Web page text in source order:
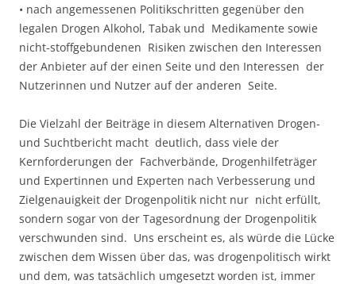
• nach angemessenen Politikschritten gegenüber den
legalen Drogen Alkohol, Tabak und Medikamente sowie
nicht-stoffgebundenen Risiken zwischen den Interessen
der Anbieter auf der einen Seite und den Interessen der
Nutzerinnen und Nutzer auf der anderen Seite.
Die Vielzahl der Beiträge in diesem Alternativen Drogen-
und Suchtbericht macht deutlich, dass viele der
Kernforderungen der Fachverbände, Drogenhilfeträger
und Expertinnen und Experten nach Verbesserung und
Zielgenauigkeit der Drogenpolitik nicht nur nicht erfüllt,
sondern sogar von der Tagesordnung der Drogenpolitik
verschwunden sind. Uns erscheint es, als würde die Lücke
zwischen dem Wissen über das, was drogenpolitisch wirkt
und dem, was tatsächlich umgesetzt worden ist, immer